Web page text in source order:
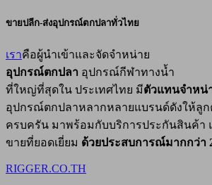
ขายปลีก-ส่งอุปกรณ์ตกปลาทั่วไทย
เราคือผู้นำเข้าและจัดจำหน่าย
อุปกรณ์ตกปลา อุปกรณ์กีฬาทางน้ำ
ที่ใหญ่ที่สุดใน ประเทศไทย มีตัวแทนจำหน่
อุปกรณ์ตกปลาหลากหลายแบรนด์ดังให้ลูก
ครบครัน มาพร้อมกับบริการประกันสินค้า
ขายที่ยอดเยี่ยม ด้วยประสบการณ์มากกว่า
RIGGER.CO.TH